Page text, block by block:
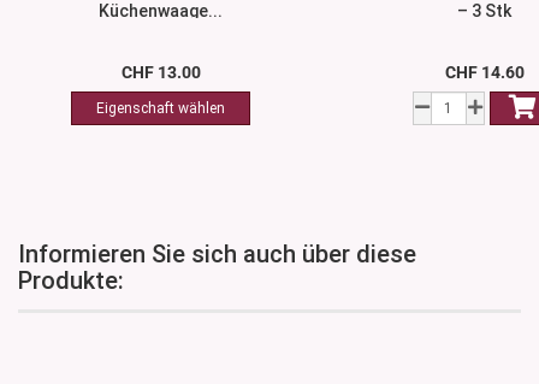
Küchenwaage...
CHF 13.00
– 3 Stk
CHF 14.60
Informieren Sie sich auch über diese
Produkte: